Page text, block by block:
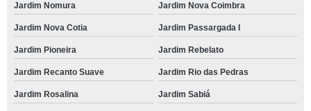
Jardim Nomura Jardim Nova Coimbra
Jardim Nova Cotia Jardim Passargada I
Jardim Pioneira Jardim Rebelato
Jardim Recanto Suave Jardim Rio das Pedras
Jardim Rosalina Jardim Sabiá